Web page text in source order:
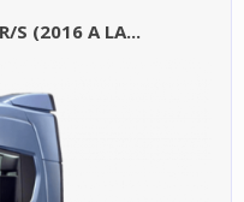
S (2016 A LA...